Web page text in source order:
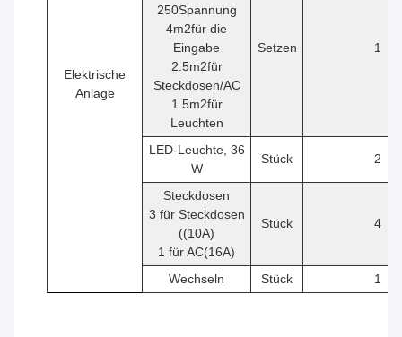
Elektrische
Anlage
250Spannung
4m2für die
Eingabe
2.5m2für
Steckdosen/AC
1.5m2für
Leuchten
Setzen 1
LED-Leuchte, 36
W
Stück 2
Steckdosen
3 für Steckdosen
((10A)
1 für AC(16A)
Stück 4
Wechseln Stück 1